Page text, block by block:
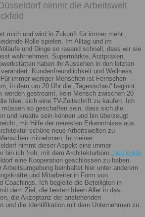
nimmt die Arbeitswelt
mich und wird in Zukunft für immer mehr
Rolle spielen. Im Alltag und im
und Dinge so rasend schnell, dass wir sie
wahrnehmen. Supermärkte, Arztpraxen,
haben ihr Aussehen in den letzten
Kundenfreundlichkeit und Wellness
immer weniger Menschen ist Fernsehen
in dem um 20 Uhr die „Tagesschau“ beginnt.
werden gestreamt, kein Mensch zwischen 20
Idee, sich eine TV-Zeitschrift zu kaufen. Ich
müssen so geschaffen sein, dass sich die
und kreativ sein können und bin überzeugt
mit Hilfe der neuesten Erkenntnisse aus
schöne neue Arbeitswelten zu
mitnehmen. In meiner
nimmt dieser Aspekt eine immer
bin ich froh, mit dem Architekturbüro „bkp kolde
eine Kooperation geschlossen zu haben.
Arbeitsumgebung beinhaltet hier unter anderem
und Mitarbeiter in Form von
Coachings. Ich begleite die Beteiligten in
dem Ziel, die besten Ideen Aller in das
die Akzeptanz der anstehenden
und die Identifikation mit dem Unternehmen zu